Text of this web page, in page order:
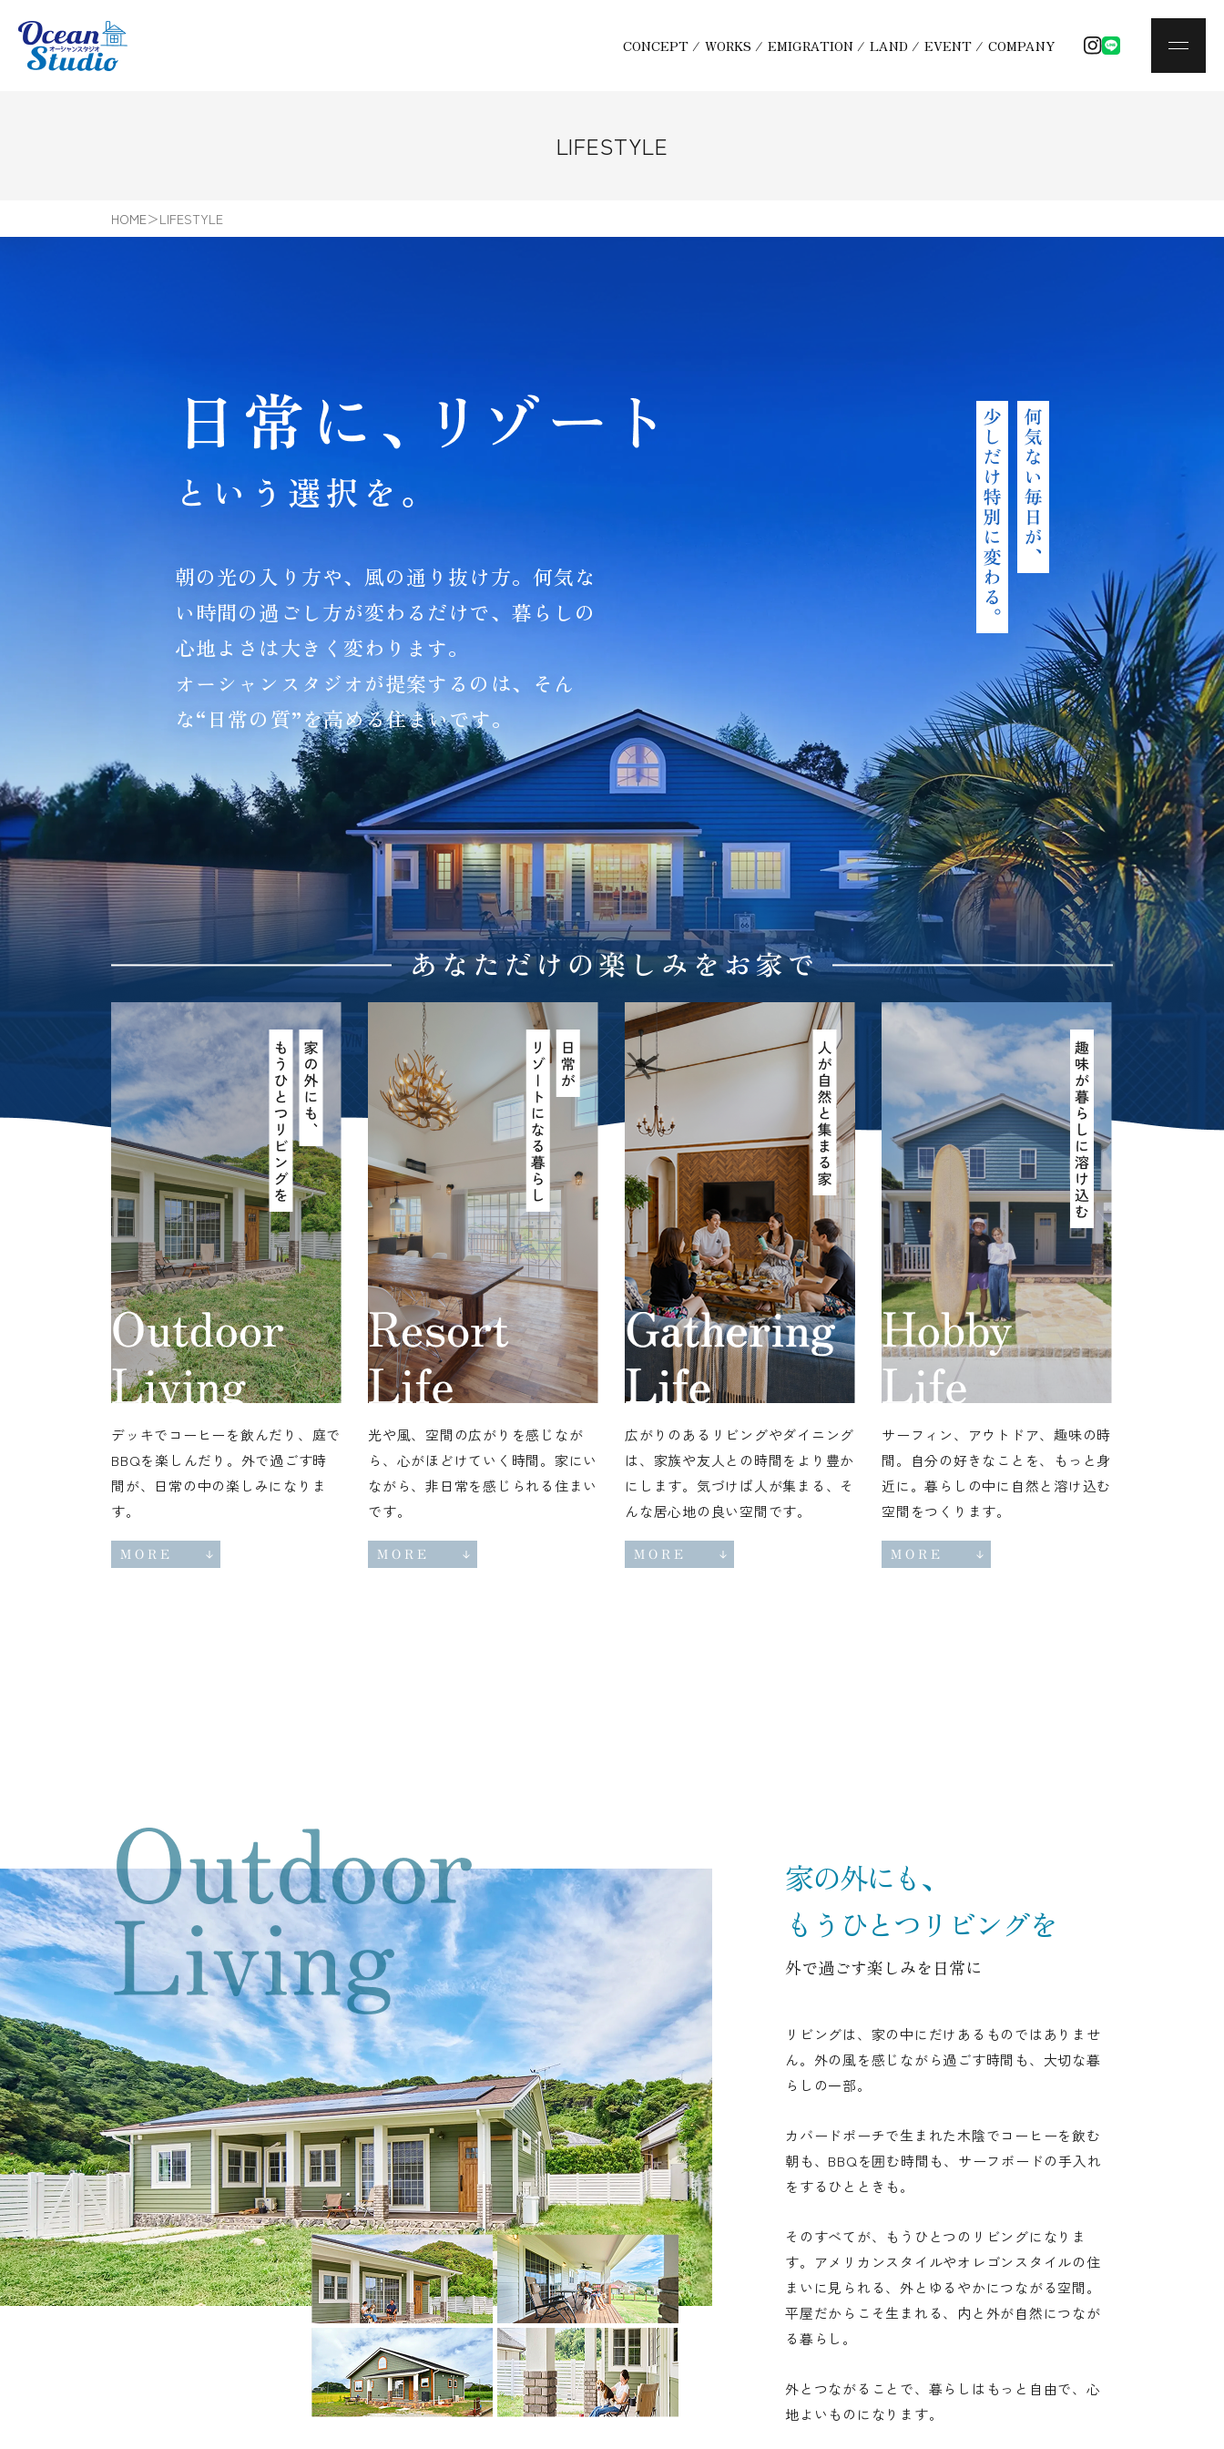
CONCEPT / WORKS / EMIGRATION / LAND / EVENT / COMPANY
LIFESTYLE
HOME＞LIFESTYLE
朝の光の入り方や、風の通り抜け方。何気な
い時間の過ごし方が変わるだけで、暮らしの
心地よさは大きく変わります。
オーシャンスタジオが提案するのは、そん
な“日常の質”を高める住まいです。
デッキでコーヒーを飲んだり、庭で
BBQを楽しんだり。外で過ごす時
間が、日常の中の楽しみになりま
す。
光や風、空間の広がりを感じなが
ら、心がほどけていく時間。家にい
ながら、非日常を感じられる住まい
です。
広がりのあるリビングやダイニング
は、家族や友人との時間をより豊か
にします。気づけば人が集まる、そ
んな居心地の良い空間です。
サーフィン、アウトドア、趣味の時
間。自分の好きなことを、もっと身
近に。暮らしの中に自然と溶け込む
空間をつくります。
家の外にも、
もうひとつリビングを
外で過ごす楽しみを日常に
リビングは、家の中にだけあるものではありませ
ん。外の風を感じながら過ごす時間も、大切な暮
らしの一部。
カバードポーチで生まれた木陰でコーヒーを飲む
朝も、BBQを囲む時間も、サーフボードの手入れ
をするひとときも。
そのすべてが、もうひとつのリビングになりま
す。アメリカンスタイルやオレゴンスタイルの住
まいに見られる、外とゆるやかにつながる空間。
平屋だからこそ生まれる、内と外が自然につなが
る暮らし。
外とつながることで、暮らしはもっと自由で、心
地よいものになります。